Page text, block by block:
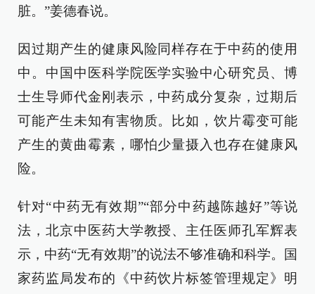
脏。”姜德春说。
因过期产生的健康风险同样存在于中药的使用
中。中国中医科学院医学实验中心研究员、博
士生导师代金刚表示，中药成分复杂，过期后
可能产生未知有害物质。比如，饮片霉变可能
产生的黄曲霉素，哪怕少量摄入也存在健康风
险。
针对“中药无有效期”“部分中药越陈越好”等说
法，北京中医药大学教授、主任医师孔军辉表
示，中药“无有效期”的说法不够准确和科学。国
家药监局发布的《中药饮片标签管理规定》明